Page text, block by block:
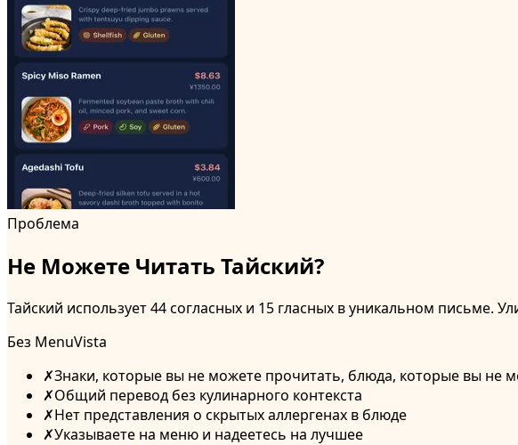
Проблема
Не Можете Читать Тайский?
Тайский использует 44 согласных и 15 гласных в уникальном письме.
Без MenuVista
✗Знаки, которые вы не можете прочитать, блюда, которые вы не
✗Общий перевод без кулинарного контекста
✗Нет представления о скрытых аллергенах в блюде
✗Указываете на меню и надеетесь на лучшее